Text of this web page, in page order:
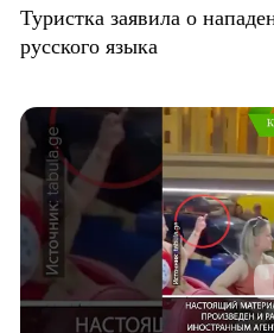
Туристка заявила о
русского языка